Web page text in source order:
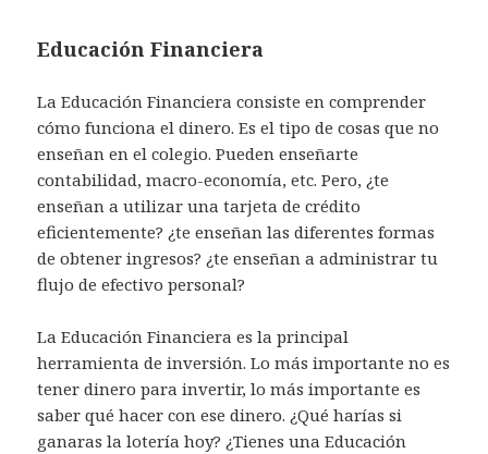
Educación Financiera
La Educación Financiera consiste en comprender
cómo funciona el dinero. Es el tipo de cosas que no
enseñan en el colegio. Pueden enseñarte
contabilidad, macro-economía, etc. Pero, ¿te
enseñan a utilizar una tarjeta de crédito
eficientemente? ¿te enseñan las diferentes formas
de obtener ingresos? ¿te enseñan a administrar tu
flujo de efectivo personal?
La Educación Financiera es la principal
herramienta de inversión. Lo más importante no es
tener dinero para invertir, lo más importante es
saber qué hacer con ese dinero. ¿Qué harías si
ganaras la lotería hoy? ¿Tienes una Educación